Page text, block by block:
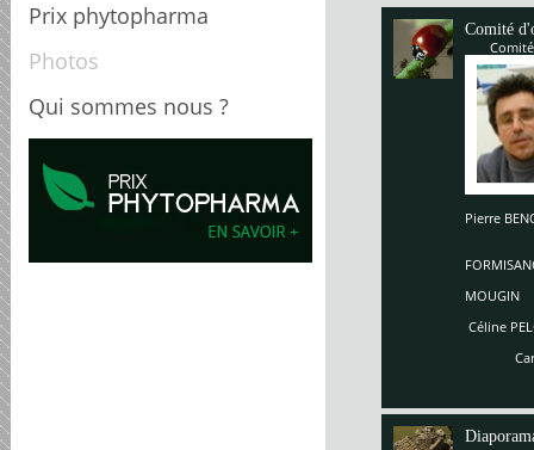
Prix phytopharma
Photos
Qui sommes nous ?
Comité
Pierre
MOUGIN
Céline
Carole